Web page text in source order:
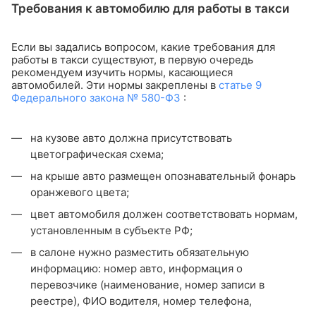
Требования к автомобилю для работы в такси
Если вы задались вопросом, какие требования для
работы в такси существуют, в первую очередь
рекомендуем изучить нормы, касающиеся
автомобилей. Эти нормы закреплены в статье 9
Федерального закона № 580-ФЗ :
на кузове авто должна присутствовать
цветографическая схема;
на крыше авто размещен опознавательный фонарь
оранжевого цвета;
цвет автомобиля должен соответствовать нормам,
установленным в субъекте РФ;
в салоне нужно разместить обязательную
информацию: номер авто, информация о
перевозчике (наименование, номер записи в
реестре), ФИО водителя, номер телефона,